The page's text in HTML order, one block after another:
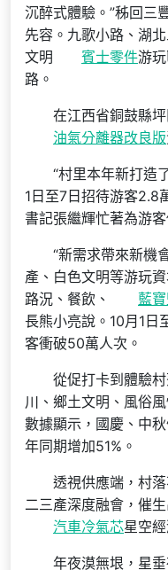
沉醉式體驗。”秭回三
先容。九歌小路、湖
文明
賓士零件游
路。
在江西省銅鼓縣
油氣分離器改良版
“村里本年新打造
1日至7日招待游客2.8
書記張繼輝忙著為游客
“新需求帶來新機
產、白色文明等游玩
路況、餐飲、
藍
長熊小亮說。10月1日
客衝破50萬人次。
從促打卡到體驗
川、鄉土文明、風俗
數據顯示，國慶、中
年同期增加51%。
透視供應端，村
二三產深度融會，催
汽車冷氣芯星空
年夜漠無垠，星